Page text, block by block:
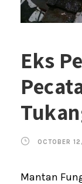
Eks
OCTOBER
Mantan